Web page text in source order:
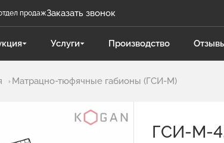
продажЗаказать звонок
Задать вопрос
Даниленко Иван
Поликарпова
Услуги Производство
Матрацно-тюфячные габионы (ГСИ-М)
ГCИ-М-